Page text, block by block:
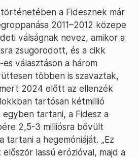
történetében a Fidesznek már
2011–2012 közepe
válságnak nevez, amikor a
zsugorodott, és a cikk
választáson a három
többen is szavaztak,
2024 előtt az ellenzék
tartósan kétmillió
tartani, a Fidesz a
2,5-3 milliósra bővült
a hegemóniáját. „Ez
lassú erózióval, majd a